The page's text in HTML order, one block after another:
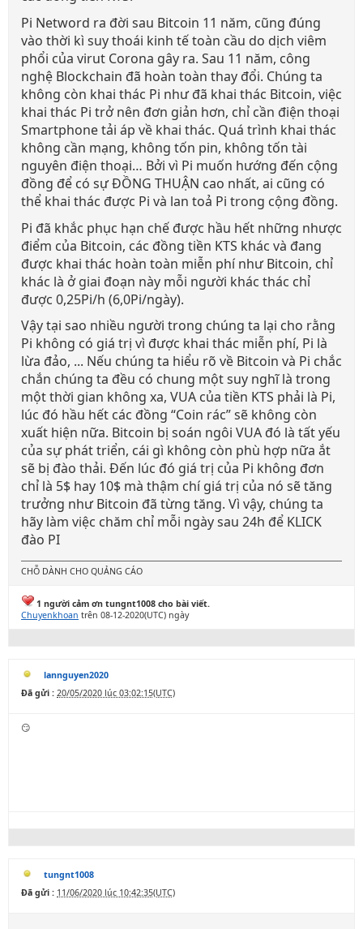
Pi Netword ra đời sau Bitcoin 11 năm, cũng đúng
vào thời kì suy thoái kinh tế toàn cầu do dịch viêm
phổi của virut Corona gây ra. Sau 11 năm, công
nghệ Blockchain đã hoàn toàn thay đổi. Chúng ta
không còn khai thác Pi như đã khai thác Bitcoin, việc
khai thác Pi trở nên đơn giản hơn, chỉ cần điện thoại
Smartphone tải áp về khai thác. Quá trình khai thác
không cần mạng, không tốn pin, không tốn tài
nguyên điện thoại… Bởi vì Pi muốn hướng đến cộng
đồng để có sự ĐỒNG THUẬN cao nhất, ai cũng có
thể khai thác được Pi và lan toả Pi trong cộng đồng.
Pi đã khắc phục hạn chế được hầu hết những nhược
điểm của Bitcoin, các đồng tiền KTS khác và đang
được khai thác hoàn toàn miễn phí như Bitcoin, chỉ
khác là ở giai đoạn này mỗi người khác thác chỉ
được 0,25Pi/h (6,0Pi/ngày).
Vậy tại sao nhiều người trong chúng ta lại cho rằng
Pi không có giá trị vì được khai thác miễn phí, Pi là
lừa đảo, ... Nếu chúng ta hiểu rõ về Bitcoin và Pi chắc
chắn chúng ta đều có chung một suy nghĩ là trong
một thời gian không xa, VUA của tiền KTS phải là Pi,
lúc đó hầu hết các đồng “Coin rác” sẽ không còn
xuất hiện nữa. Bitcoin bị soán ngôi VUA đó là tất yếu
của sự phát triển, cái gì không còn phù hợp nữa ắt
sẽ bị đào thải. Đến lúc đó giá trị của Pi không đơn
chỉ là 5$ hay 10$ mà thậm chí giá trị của nó sẽ tăng
trưởng như Bitcoin đã từng tăng. Vì vậy, chúng ta
hãy làm việc chăm chỉ mỗi ngày sau 24h để KLICK
đào PI
CHỖ DÀNH CHO QUẢNG CÁO
1 người cảm ơn tungnt1008 cho bài viết.
Chuyenkhoan trên 08-12-2020(UTC) ngày
lannguyen2020
Đã gửi : 20/05/2020 lúc 03:02:15(UTC)
😏
tungnt1008
Đã gửi : 11/06/2020 lúc 10:42:35(UTC)